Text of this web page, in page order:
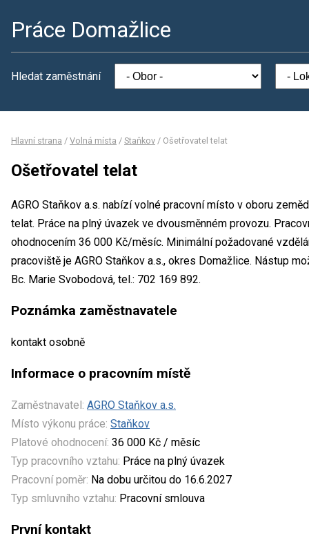
Práce Domažlice
Hledat zaměstnání
Hlavní strana / Volná místa / Staňkov / Ošetřovatel telat
Ošetřovatel telat
AGRO Staňkov a.s. nabízí volné pracovní místo v oboru
telat. Práce na plný úvazek ve dvousměnném provozu.
ohodnocením 36 000 Kč/měsíc. Minimální požadované
pracoviště je AGRO Staňkov a.s., okres Domažlice. Nástup
Bc. Marie Svobodová, tel.: 702 169 892.
Poznámka zaměstnavatele
kontakt osobně
Informace o pracovním místě
Zaměstnavatel: AGRO Staňkov a.s.
Místo výkonu práce: Staňkov
Platové ohodnocení: 36 000 Kč / měsíc
Typ pracovního vztahu: Práce na plný úvazek
Pracovní poměr: Na dobu určitou do 16.6.2027
Typ smluvního vztahu: Pracovní smlouva
První kontakt